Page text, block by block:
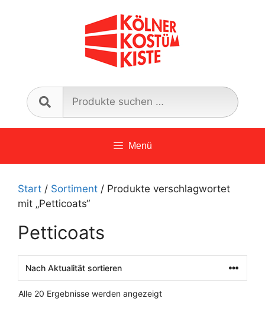
nach:
Menü
Start / Sortiment / Produkte verschlagwortet
mit „Petticoats“
Petticoats
Alle 20 Ergebnisse werden angezeigtNach